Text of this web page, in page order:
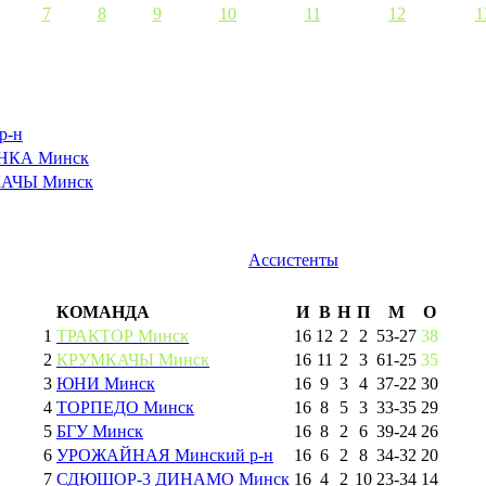
7 8 9 10 11 12
н
Минск
Минск
Ассистенты
КОМАНДА И В Н П М
О
1 ТРАКТОР Минск 16 12 2 2 53-27 38
2 КРУМКАЧЫ Минск 16 11 2 3 61-25 35
3 ЮНИ Минск 16 9 3 4 37-22 30
4 ТОРПЕДО Минск 16 8 5 3 33-35 29
5 БГУ Минск 16 8 2 6 39-24 26
6 УРОЖАЙНАЯ Минский р-н 16 6 2 8 34-32 20
7 СДЮШОР-3 ДИНАМО Минск 16 4 2 10 23-34 14